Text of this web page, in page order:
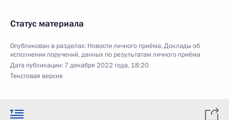
Статус материала
Опубликован в разделах: Новости личного приёма,Доклады об
исполнении поручений, данных по результатам личного приёма
Дата публикации: 7 декабря 2022 года, 18:20
Текстовая версия